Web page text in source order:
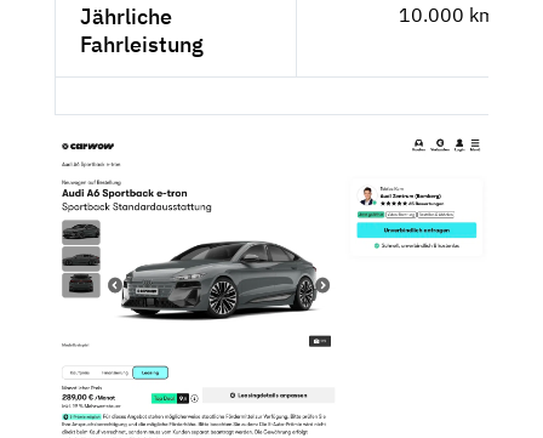
Jährliche
Fahrleistung
10.000 km